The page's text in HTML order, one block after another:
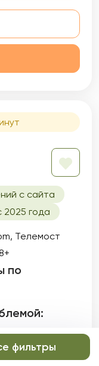
фильтры
с сайта
2025 года
Телемост
по
узнать